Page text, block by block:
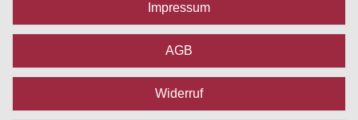
Impressum
AGB
Widerruf